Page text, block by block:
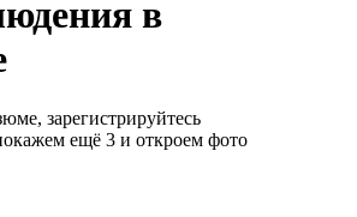
в
зарегистрируйтесь
ещё 3 и откроем фото